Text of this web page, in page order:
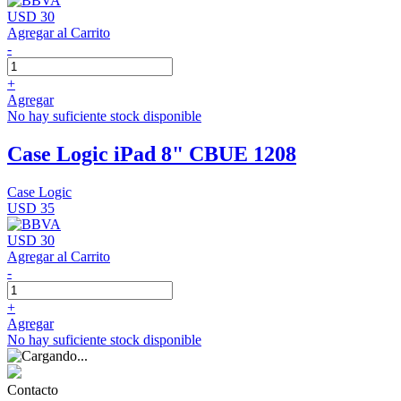
USD 30
Agregar al Carrito
-
+
Agregar
No hay suficiente stock disponible
Case Logic iPad 8" CBUE 1208
Case Logic
USD 35
USD 30
Agregar al Carrito
-
+
Agregar
No hay suficiente stock disponible
Contacto